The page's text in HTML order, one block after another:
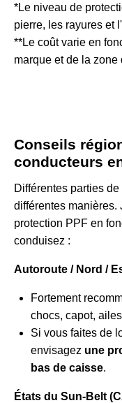
*Le niveau de
pierre, les rayures et
**Le coût varie en
marque et de la zone
Conseils
conducteurs
Différentes parties
différentes manières.
protection PPF en
conduisez :
Autoroute / Nord /
Fortement
chocs, capot,
Si vous faites de
envisagez une
bas de caisse.
États du Sun-Belt